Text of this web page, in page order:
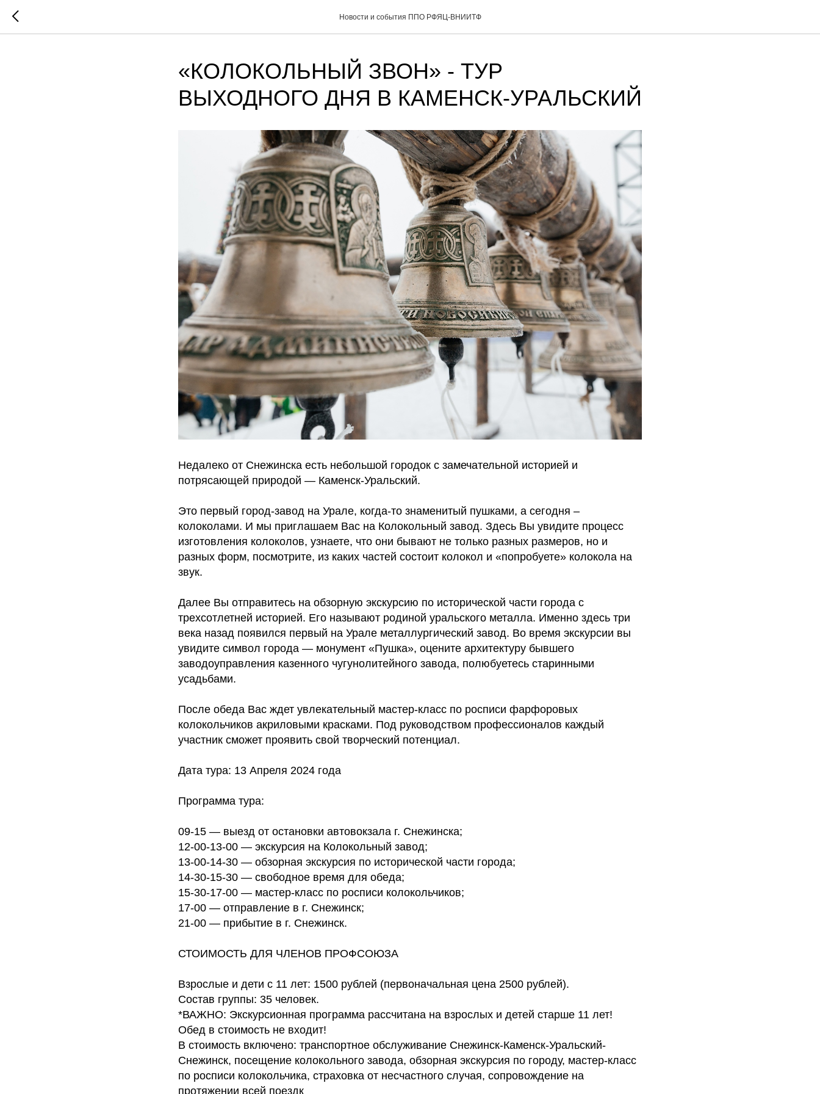
Новости и события ППО РФЯЦ-ВНИИТФ
«КОЛОКОЛЬНЫЙ ЗВОН» - ТУР
ВЫХОДНОГО ДНЯ В КАМЕНСК-УРАЛЬСКИЙ
Недалеко от Снежинска есть небольшой городок с замечательной историей и
потрясающей природой — Каменск-Уральский.
Это первый город-завод на Урале, когда-то знаменитый пушками, а сегодня –
колоколами. И мы приглашаем Вас на Колокольный завод. Здесь Вы увидите процесс
изготовления колоколов, узнаете, что они бывают не только разных размеров, но и
разных форм, посмотрите, из каких частей состоит колокол и «попробуете» колокола на
звук.
Далее Вы отправитесь на обзорную экскурсию по исторической части города с
трехсотлетней историей. Его называют родиной уральского металла. Именно здесь три
века назад появился первый на Урале металлургический завод. Во время экскурсии вы
увидите символ города — монумент «Пушка», оцените архитектуру бывшего
заводоуправления казенного чугунолитейного завода, полюбуетесь старинными
усадьбами.
После обеда Вас ждет увлекательный мастер-класс по росписи фарфоровых
колокольчиков акриловыми красками. Под руководством профессионалов каждый
участник сможет проявить свой творческий потенциал.
Дата тура: 13 Апреля 2024 года
Программа тура:
09-15 — выезд от остановки автовокзала г. Снежинска;
12-00-13-00 — экскурсия на Колокольный завод;
13-00-14-30 — обзорная экскурсия по исторической части города;
14-30-15-30 — свободное время для обеда;
15-30-17-00 — мастер-класс по росписи колокольчиков;
17-00 — отправление в г. Снежинск;
21-00 — прибытие в г. Снежинск.
СТОИМОСТЬ ДЛЯ ЧЛЕНОВ ПРОФСОЮЗА
Взрослые и дети с 11 лет: 1500 рублей (первоначальная цена 2500 рублей).
Состав группы: 35 человек.
*ВАЖНО: Экскурсионная программа рассчитана на взрослых и детей старше 11 лет!
Обед в стоимость не входит!
В стоимость включено: транспортное обслуживание Снежинск-Каменск-Уральский-
Снежинск, посещение колокольного завода, обзорная экскурсия по городу, мастер-класс
по росписи колокольчика, страховка от несчастного случая, сопровождение на
протяжении всей поездк